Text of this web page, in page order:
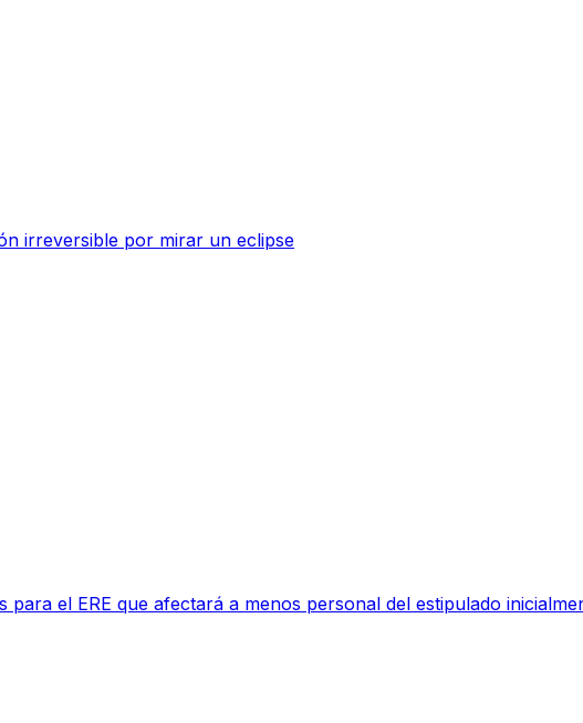
irreversible por mirar un eclipse
el ERE que afectará a menos personal del estipulado